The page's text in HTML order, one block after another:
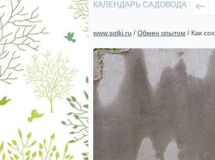
КАЛЕНДАРЬ САДОВОДА
www.sotki.ru / Обмен опытом / Как